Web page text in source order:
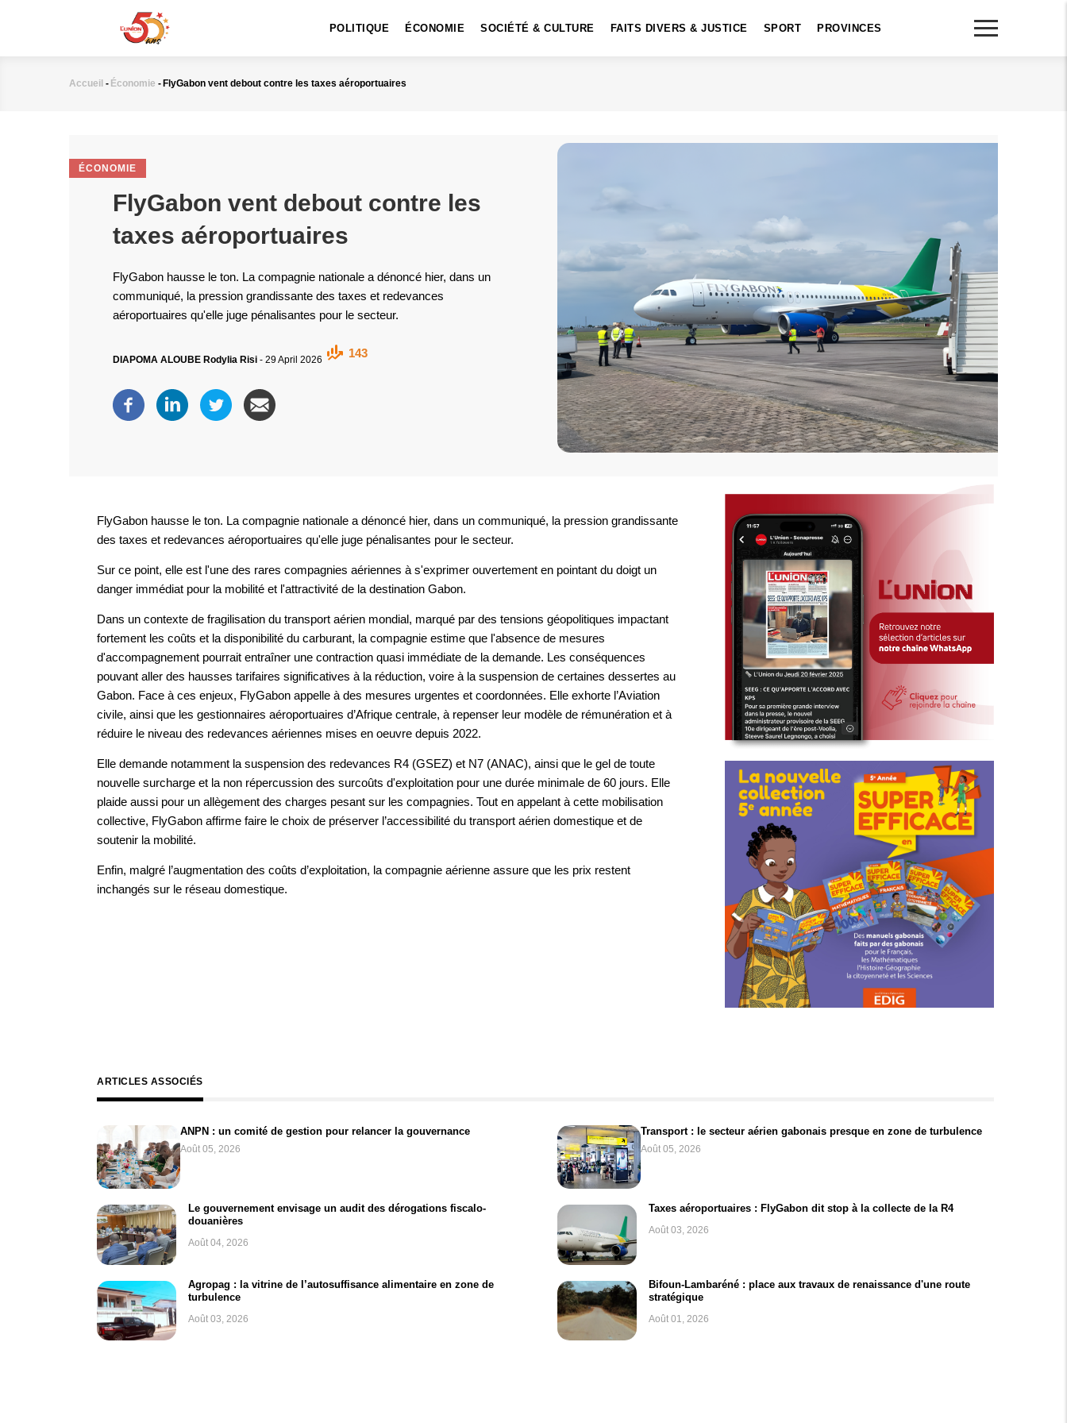
POLITIQUE ÉCONOMIE SOCIÉTÉ & CULTURE FAITS DIVERS & JUSTICE SPORT PROVINCES
Fil
Accueil - Économie - FlyGabon vent debout contre les taxes aéroportuaires
ÉCONOMIE
FlyGabon vent debout contre les
taxes aéroportuaires
FlyGabon hausse le ton. La compagnie nationale a dénoncé hier, dans un
communiqué, la pression grandissante des taxes et redevances
aéroportuaires qu'elle juge pénalisantes pour le secteur.
DIAPOMA ALOUBE Rodylia Risi - 29 April 2026
143
FlyGabon hausse le ton. La compagnie nationale a dénoncé hier, dans un communiqué, la pression grandissante
des taxes et redevances aéroportuaires qu'elle juge pénalisantes pour le secteur.
Sur ce point, elle est l'une des rares compagnies aériennes à s'exprimer ouvertement en pointant du doigt un
danger immédiat pour la mobilité et l'attractivité de la destination Gabon.
Dans un contexte de fragilisation du transport aérien mondial, marqué par des tensions géopolitiques impactant
fortement les coûts et la disponibilité du carburant, la compagnie estime que l'absence de mesures
d'accompagnement pourrait entraîner une contraction quasi immédiate de la demande. Les conséquences
pouvant aller des hausses tarifaires significatives à la réduction, voire à la suspension de certaines dessertes au
Gabon. Face à ces enjeux, FlyGabon appelle à des mesures urgentes et coordonnées. Elle exhorte l’Aviation
civile, ainsi que les gestionnaires aéroportuaires d’Afrique centrale, à repenser leur modèle de rémunération et à
réduire le niveau des redevances aériennes mises en oeuvre depuis 2022.
Elle demande notamment la suspension des redevances R4 (GSEZ) et N7 (ANAC), ainsi que le gel de toute
nouvelle surcharge et la non répercussion des surcoûts d'exploitation pour une durée minimale de 60 jours. Elle
plaide aussi pour un allègement des charges pesant sur les compagnies. Tout en appelant à cette mobilisation
collective, FlyGabon affirme faire le choix de préserver l’accessibilité du transport aérien domestique et de
soutenir la mobilité.
Enfin, malgré l’augmentation des coûts d’exploitation, la compagnie aérienne assure que les prix restent
inchangés sur le réseau domestique.
ARTICLES ASSOCIÉS
ANPN : un comité de gestion pour relancer la gouvernance
Août 05, 2026
Transport : le secteur aérien gabonais presque en zone de turbulence
Août 05, 2026
Le gouvernement envisage un audit des dérogations fiscalo-
douanières
Août 04, 2026
Taxes aéroportuaires : FlyGabon dit stop à la collecte de la R4
Août 03, 2026
Agropag : la vitrine de l’autosuffisance alimentaire en zone de
turbulence
Août 03, 2026
Bifoun-Lambaréné : place aux travaux de renaissance d'une route
stratégique
Août 01, 2026